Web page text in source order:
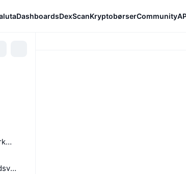
DashboardsDexScanKryptobørserCommunity
(24 timer)